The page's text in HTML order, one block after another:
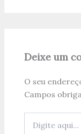
Deixe um
O seu
Campos
aqui...